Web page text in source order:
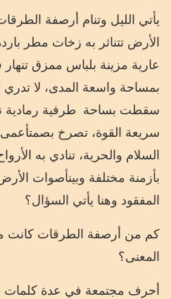
يأتي الليل وتنام أرصفة
الأرض تتناثر به زخات مطر
عارية مزينة بلباس ممزق تنهار
بمساحة واسعة المدى، لا تدري
سقطت بساحة طرفية رمادية
سريعة القوة، تصرخ بصمتأعمى
السلام والحرية، تنادي به
بأزمنة مختلفة وبينأصوات
المفقود وهنا يأتي السؤال؟
كم من أرصفة الطرقات كانت
المعنى؟
أحرف مجتمعة في عدة كلمات